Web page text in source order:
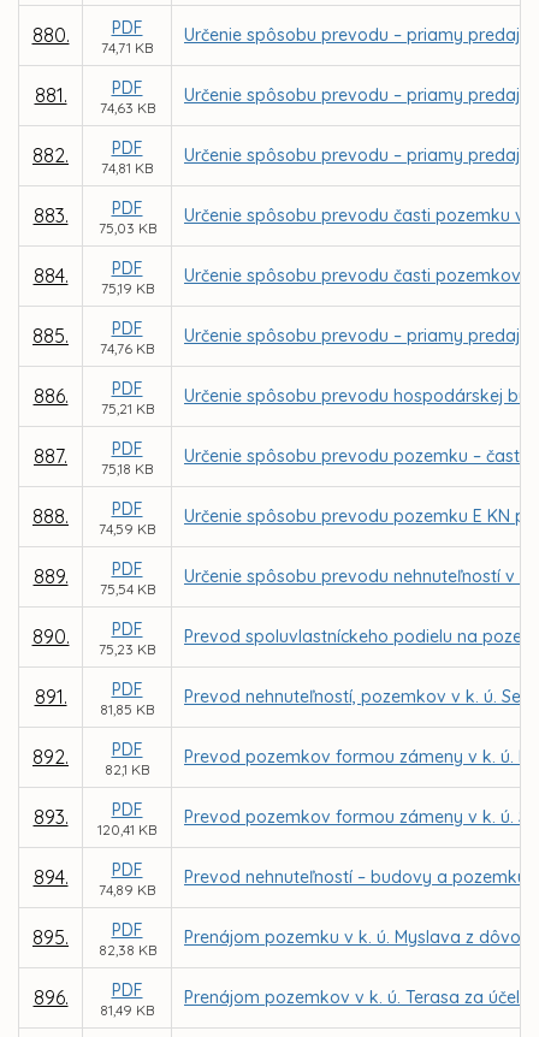
880. PDF
74,71 KB
Určenie spôsobu prevodu – priamy predaj
881. PDF
74,63 KB
Určenie spôsobu prevodu – priamy predaj
882. PDF
74,81 KB
Určenie spôsobu prevodu – priamy predaj
883. PDF
75,03 KB
Určenie spôsobu prevodu časti pozemku v
884. PDF
75,19 KB
Určenie spôsobu prevodu časti pozemkov
885. PDF
74,76 KB
Určenie spôsobu prevodu – priamy predaj
886. PDF
75,21 KB
Určenie spôsobu prevodu hospodárskej
887. PDF
75,18 KB
Určenie spôsobu prevodu pozemku – časti
888. PDF
74,59 KB
Určenie spôsobu prevodu pozemku E KN
889. PDF
75,54 KB
Určenie spôsobu prevodu nehnuteľností v
890. PDF
75,23 KB
Prevod spoluvlastníckeho podielu na
891. PDF
81,85 KB
Prevod nehnuteľností, pozemkov v k. ú.
892. PDF
82,1 KB
Prevod pozemkov formou zámeny v k. ú.
893. PDF
120,41 KB
Prevod pozemkov formou zámeny v k. ú.
894. PDF
74,89 KB
Prevod nehnuteľností – budovy a
895. PDF
82,38 KB
Prenájom pozemku v k. ú. Myslava z
896. PDF
81,49 KB
Prenájom pozemkov v k. ú. Terasa za